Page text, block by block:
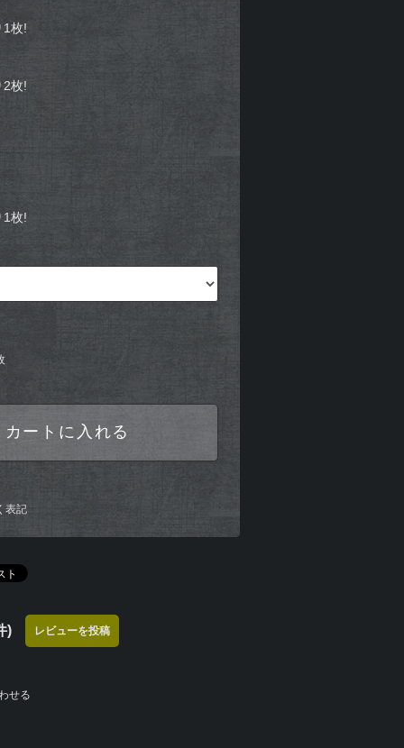
1枚!
2枚!
1枚!
カートに入れる
表記
) レビューを投稿
せる